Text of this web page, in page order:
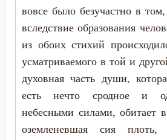
Надежда
Наказание
Намерение
Наслаждение
Насмешка
вовсе было безучастно в
вследствие образования
из обоих стихий
усматриваемого в той и
духовная часть души,
есть нечто сродное и
небесными силами, обитает
оземленевшая сия